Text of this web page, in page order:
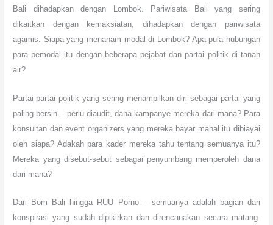
Bali dihadapkan dengan Lombok. Pariwisata Bali yang sering
dikaitkan dengan kemaksiatan, dihadapkan dengan pariwisata
agamis. Siapa yang menanam modal di Lombok? Apa pula hubungan
para pemodal itu dengan beberapa pejabat dan partai politik di tanah
air?
Partai-partai politik yang sering menampilkan diri sebagai partai yang
paling bersih – perlu diaudit, dana kampanye mereka dari mana? Para
konsultan dan event organizers yang mereka bayar mahal itu dibiayai
oleh siapa? Adakah para kader mereka tahu tentang semuanya itu?
Mereka yang disebut-sebut sebagai penyumbang memperoleh dana
dari mana?
Dari Bom Bali hingga RUU Porno – semuanya adalah bagian dari
konspirasi yang sudah dipikirkan dan direncanakan secara matang.